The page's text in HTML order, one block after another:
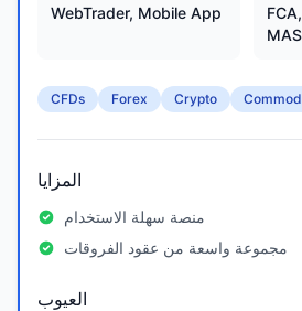
WebTrader, Mobile App
CFDs Forex Crypto
المزايا
منصة سهلة الاستخدام
مجموعة واسعة من عقود الفروقات
العيوب